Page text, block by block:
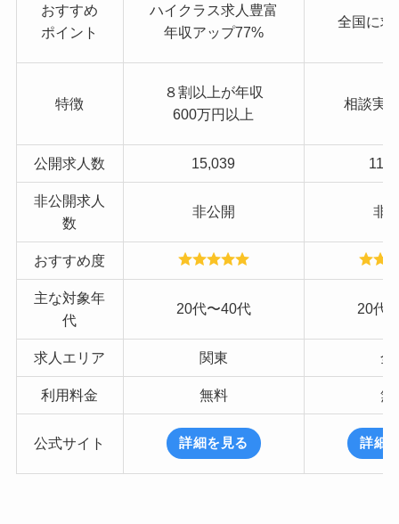
おすすめ
ポイント
ハイクラス求人 豊富
年収アップ77%
全国に求
特徴
８割以上が年収
600万円以上
相談実
公開求人数 15,039
非公開求人
数
非公開 非
おすすめ度
主な対象年
代
20代〜40代 20代
求人エリア 関東 全
利用料金 無料 無
公式サイト 詳細を見る 詳細